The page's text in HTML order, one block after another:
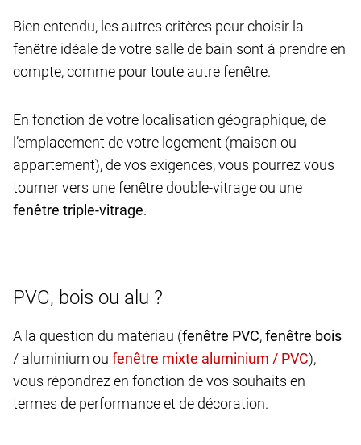
Bien entendu, les autres critères pour choisir la
fenêtre idéale de votre salle de bain sont à prendre en
compte, comme pour toute autre fenêtre.
En fonction de votre localisation géographique, de
l’emplacement de votre logement (maison ou
appartement), de vos exigences, vous pourrez vous
tourner vers une fenêtre double-vitrage ou une
fenêtre triple-vitrage.
PVC, bois ou alu ?
A la question du matériau (fenêtre PVC,fenêtre bois
/ aluminium ou
),
vous répondrez en fonction de vos souhaits en
termes de performance et de décoration.